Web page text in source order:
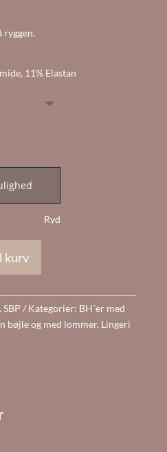
ryggen.
11% Elastan
Ryd
kurv
SBP Kategorier: BH´er med
bøjle og med lommer, Lingeri